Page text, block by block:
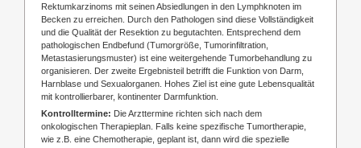
Rektumkarzinoms mit seinen Absiedlungen in den Lymphknoten im
Becken zu erreichen. Durch den Pathologen sind diese Vollständigkeit
und die Qualität der Resektion zu begutachten. Entsprechend dem
pathologischen Endbefund (Tumorgröße, Tumorinfiltration,
Metastasierungsmuster) ist eine weitergehende Tumorbehandlung zu
organisieren. Der zweite Ergebnisteil betrifft die Funktion von Darm,
Harnblase und Sexualorganen. Hohes Ziel ist eine gute Lebensqualität
mit kontrollierbarer, kontinenter Darmfunktion.
Kontrolltermine: Die Arzttermine richten sich nach dem
onkologischen Therapieplan. Falls keine spezifische Tumortherapie,
wie z.B. eine Chemotherapie, geplant ist, dann wird die spezielle